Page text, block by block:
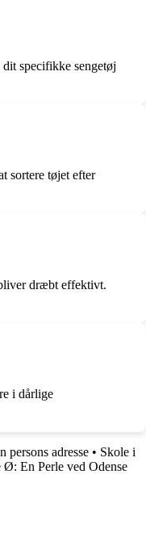
specifikke sengetøj
sortere tøjet efter
dræbt effektivt.
i dårlige
persons adresse • Skole i
En Perle ved Odense